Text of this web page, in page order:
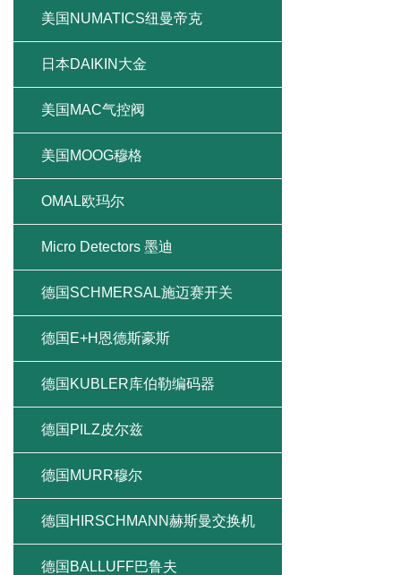
美国NUMATICS纽曼帝克
日本DAIKIN大金
美国MAC气控阀
美国MOOG穆格
OMAL欧玛尔
Micro Detectors 墨迪
德国SCHMERSAL施迈赛开关
德国E+H恩德斯豪斯
德国KUBLER库伯勒编码器
德国PILZ皮尔兹
德国MURR穆尔
德国HIRSCHMANN赫斯曼交换机
德国BALLUFF巴鲁夫